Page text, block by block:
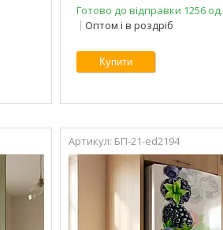
Готово до відправки 1256 од.
Оптом і в роздріб
Купити
БП-21-ed2194